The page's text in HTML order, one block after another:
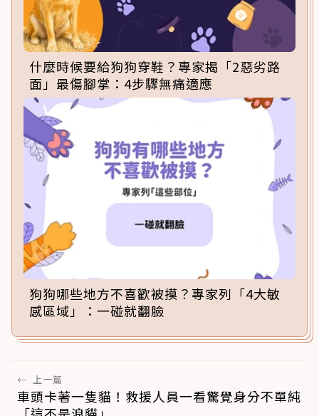
什麼時候要給狗狗穿鞋？專家揭「2惡劣路
面」最傷腳掌：4步驟無痛適應
狗狗哪些地方不喜歡被摸？專家列「4大敏
感區域」：一碰就翻臉
← 上一篇
車頭卡著一隻貓！救援人員一看驚覺身分不單純